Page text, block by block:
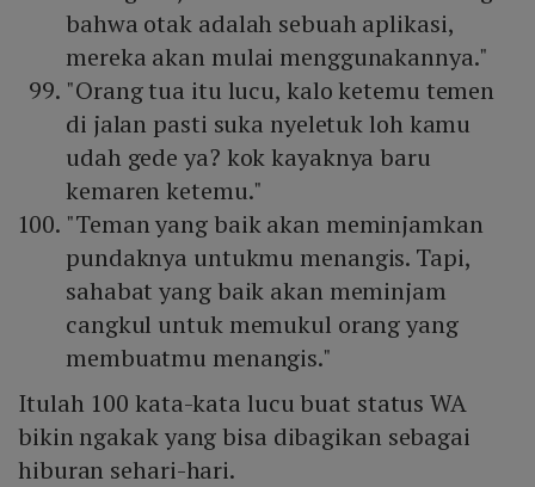
bahwa otak adalah sebuah aplikasi,
mereka akan mulai menggunakannya."
"Orang tua itu lucu, kalo ketemu temen
di jalan pasti suka nyeletuk loh kamu
udah gede ya? kok kayaknya baru
kemaren ketemu."
"Teman yang baik akan meminjamkan
pundaknya untukmu menangis. Tapi,
sahabat yang baik akan meminjam
cangkul untuk memukul orang yang
membuatmu menangis."
Itulah 100 kata-kata lucu buat status WA
bikin ngakak yang bisa dibagikan sebagai
hiburan sehari-hari.